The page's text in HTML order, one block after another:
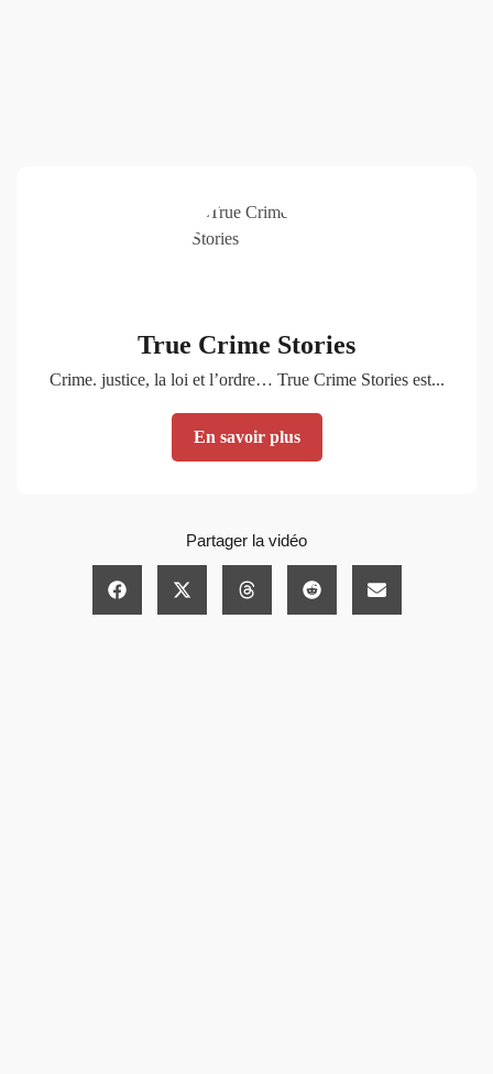
True Crime Stories
Crime. justice, la loi et l’ordre… True Crime Stories est...
En savoir plus
Partager la vidéo